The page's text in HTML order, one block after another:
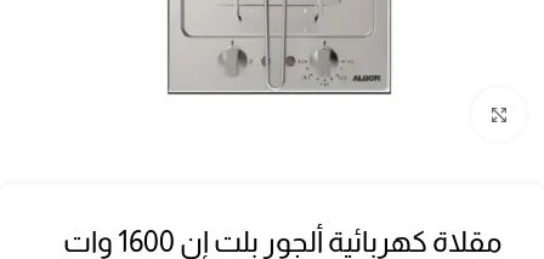
مقلاة كهربائية ألجور بلت إن 1600 وات